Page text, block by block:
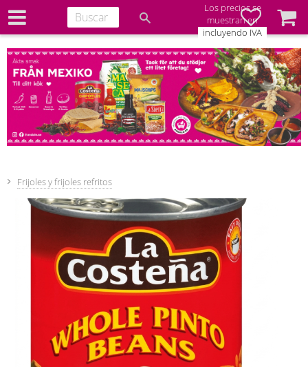
Los precios se
muestran en
incluyendo IVA
Favoritos
Cesta
Frijoles y frijoles refritos